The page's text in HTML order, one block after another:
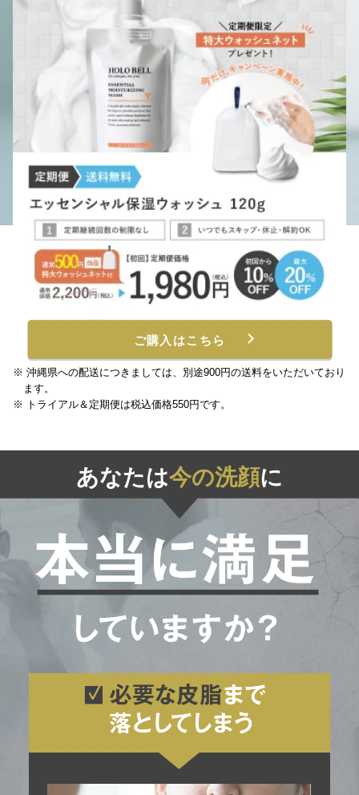
ご購入はこちら
沖縄県への配送につきましては、別途900円の送料をいただいており
ます。
トライアル＆定期便は税込価格550円です。
あなたは今の洗顔に